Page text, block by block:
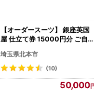
【オーダースーツ】 銀座英国
屋 仕立て券 15000円分 ご自身
埼玉県北本市
(10)
50,000